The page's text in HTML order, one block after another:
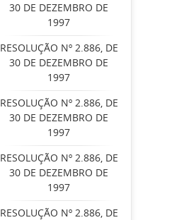
30 DE DEZEMBRO DE
1997
RESOLUÇÃO Nº 2.886, DE
30 DE DEZEMBRO DE
1997
RESOLUÇÃO Nº 2.886, DE
30 DE DEZEMBRO DE
1997
RESOLUÇÃO Nº 2.886, DE
30 DE DEZEMBRO DE
1997
RESOLUÇÃO Nº 2.886, DE